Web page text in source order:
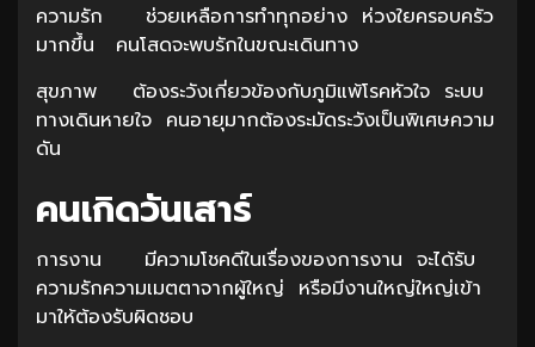
ความรัก ช่วยเหลือการทำทุกอย่าง ห่วงใยครอบครัว
มากขึ้น คนโสดจะพบรักในขณะเดินทาง
สุขภาพ ต้องระวังเกี่ยวข้องกับภูมิแพ้โรคหัวใจ ระบบ
ทางเดินหายใจ คนอายุมากต้องระมัดระวังเป็นพิเศษความ
ดัน
คนเกิดวันเสาร์
การงาน มีความโชคดีในเรื่องของการงาน จะได้รับ
ความรักความเมตตาจากผู้ใหญ่ หรือมีงานใหญ่ใหญ่เข้า
มาให้ต้องรับผิดชอบ